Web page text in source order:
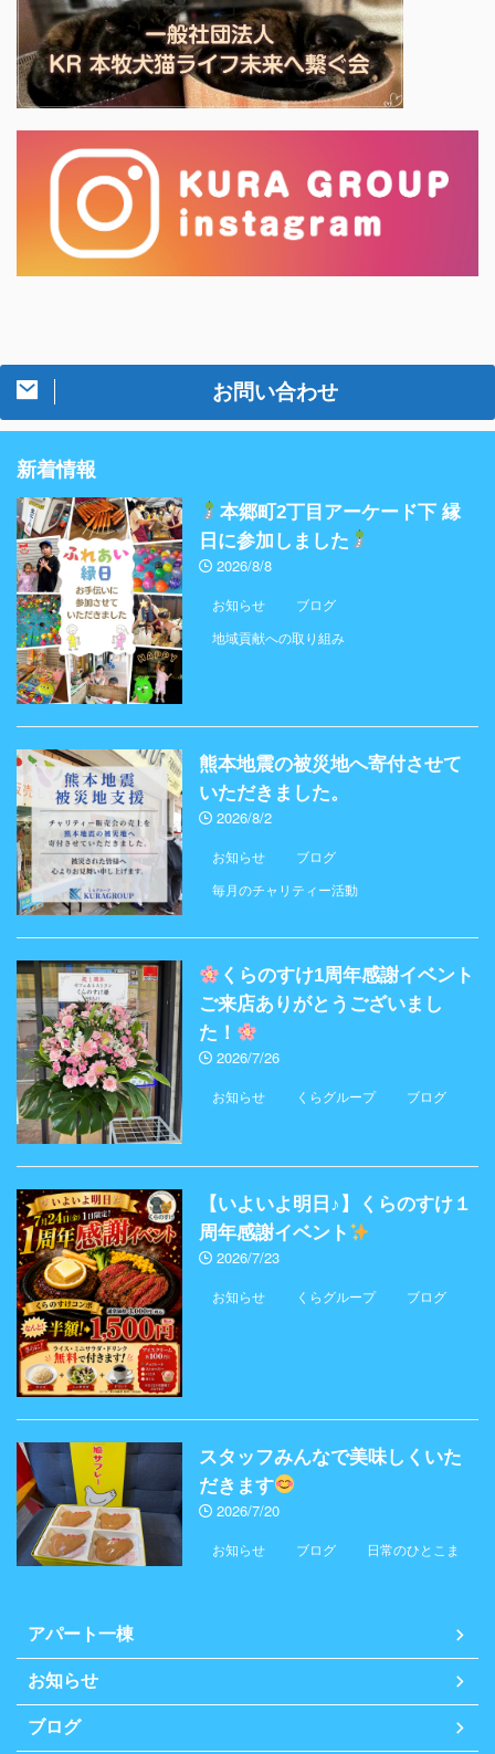
お問い合わせ
新着情報
本郷町2丁目アーケード下 縁
日に参加しました
2026/8/8
お知らせ
ブログ
地域貢献への取り組み
熊本地震の被災地へ寄付させて
いただきました。
2026/8/2
お知らせ
ブログ
毎月のチャリティー活動
くらのすけ1周年感謝イベント
ご来店ありがとうございまし
た！
2026/7/26
お知らせ くらグループ ブログ
【いよいよ明日♪】くらのすけ１
周年感謝イベント
2026/7/23
お知らせ くらグループ ブログ
スタッフみんなで美味しくいた
だきます
2026/7/20
お知らせ ブログ 日常のひとこま
アパート一棟
お知らせ
ブログ